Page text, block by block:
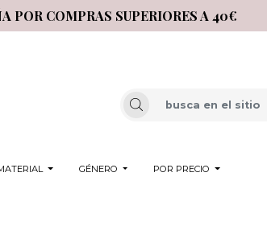
POR COMPRAS SUPERIORES A 40€
GÉNERO POR PRECIO